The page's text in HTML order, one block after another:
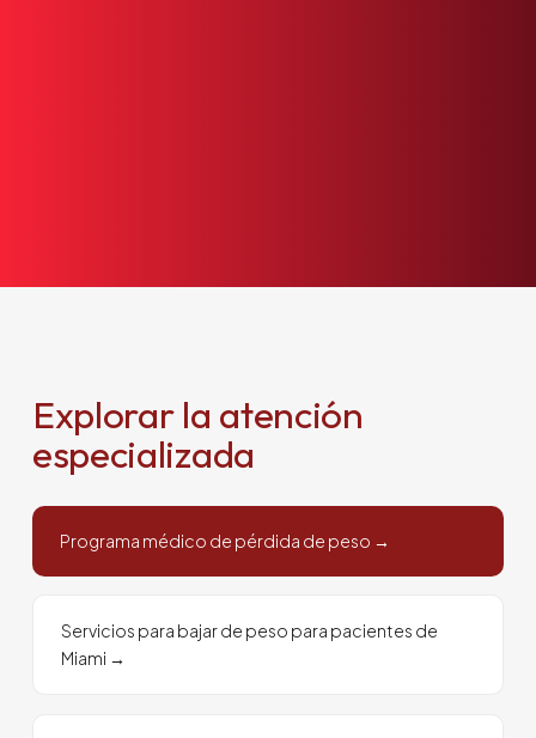
Explorar la atención
especializada
Programa médico de pérdida de peso →
Servicios para bajar de peso para pacientes de
Miami →